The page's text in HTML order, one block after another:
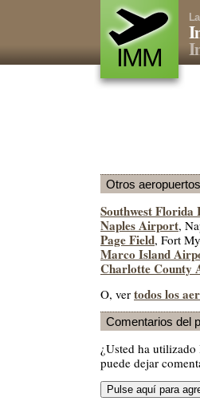
IMM
Otros
Southwest
Naples Airport,
Page Field, Fort
Marco Island
Charlotte County
O, ver todos los
Comentarios del
¿Usted ha
puede dejar